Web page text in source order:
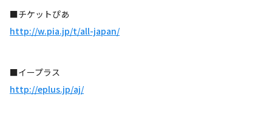
■チケットぴあ
http://w.pia.jp/t/all-japan/
■イープラス
http://eplus.jp/aj/